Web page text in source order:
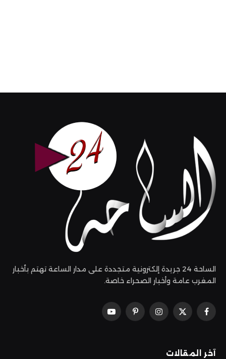
الساحة 24 جريدة إلكترونية متجددة على مدار الساعة تهتم بأخبار
المغرب عامة وأخبار الصحراء خاصة.
فيسبوك
X
الانستغرامبينتيريستيوتيوب
آخر المقالات